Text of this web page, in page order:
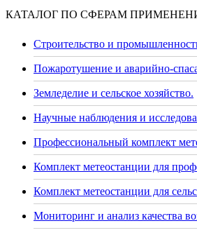
КАТАЛОГ ПО СФЕРАМ
Строительство и
Пожаротушение и аварийно-
Земледелие и сельское хозяйство.
Научные наблюдения и
Профессиональный комплект
Комплект метеостанции для
Комплект метеостанции для
Мониторинг и анализ качества